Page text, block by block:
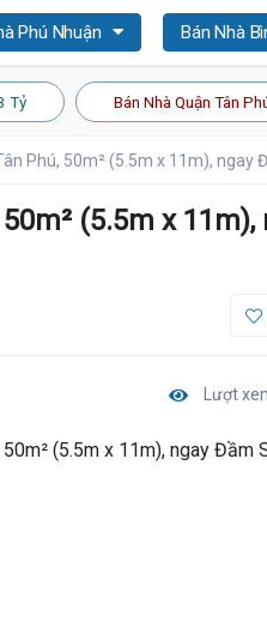
Phú Nhuận Bán Nhà
Tỷ Bán Nhà Quận Tân
Phú, 50m² (5.5m x 11m), ngay
(5.5m x
Lượt